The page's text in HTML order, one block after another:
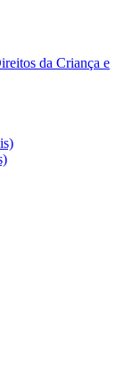
da Criança e